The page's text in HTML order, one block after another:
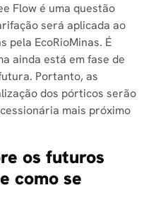
Flow é uma questão
será aplicada ao
pela EcoRioMinas. É
ainda está em fase de
Portanto, as
dos pórticos serão
mais próximo
os futuros
como se